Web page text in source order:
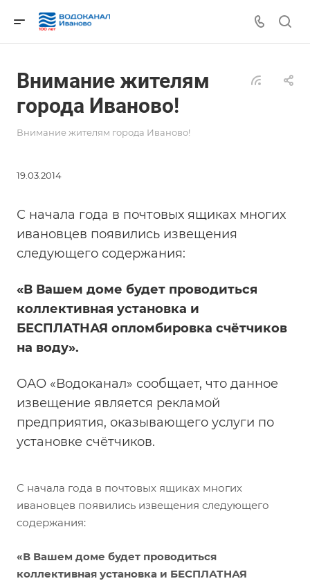
Внимание жителям
города Иваново!
Внимание жителям города Иваново!
19.03.2014
С начала года в почтовых ящиках многих
ивановцев появились извещения
следующего содержания:
«В Вашем доме будет проводиться
коллективная установка и
БЕСПЛАТНАЯ опломбировка счётчиков
на воду».
ОАО «Водоканал» сообщает, что данное
извещение является рекламой
предприятия, оказывающего услуги по
установке счётчиков.
С начала года в почтовых ящиках многих
ивановцев появились извещения следующего
содержания:
«В Вашем доме будет проводиться
коллективная установка и БЕСПЛАТНАЯ